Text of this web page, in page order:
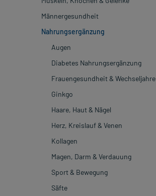
Männergesundheit
Nahrungsergänzung
Augen
Diabetes Nahrungsergänzung
Frauengesundheit & Wechseljahre
Ginkgo
Haare, Haut & Nägel
Herz, Kreislauf & Venen
Kollagen
Magen, Darm & Verdauung
Sport & Bewegung
Säfte